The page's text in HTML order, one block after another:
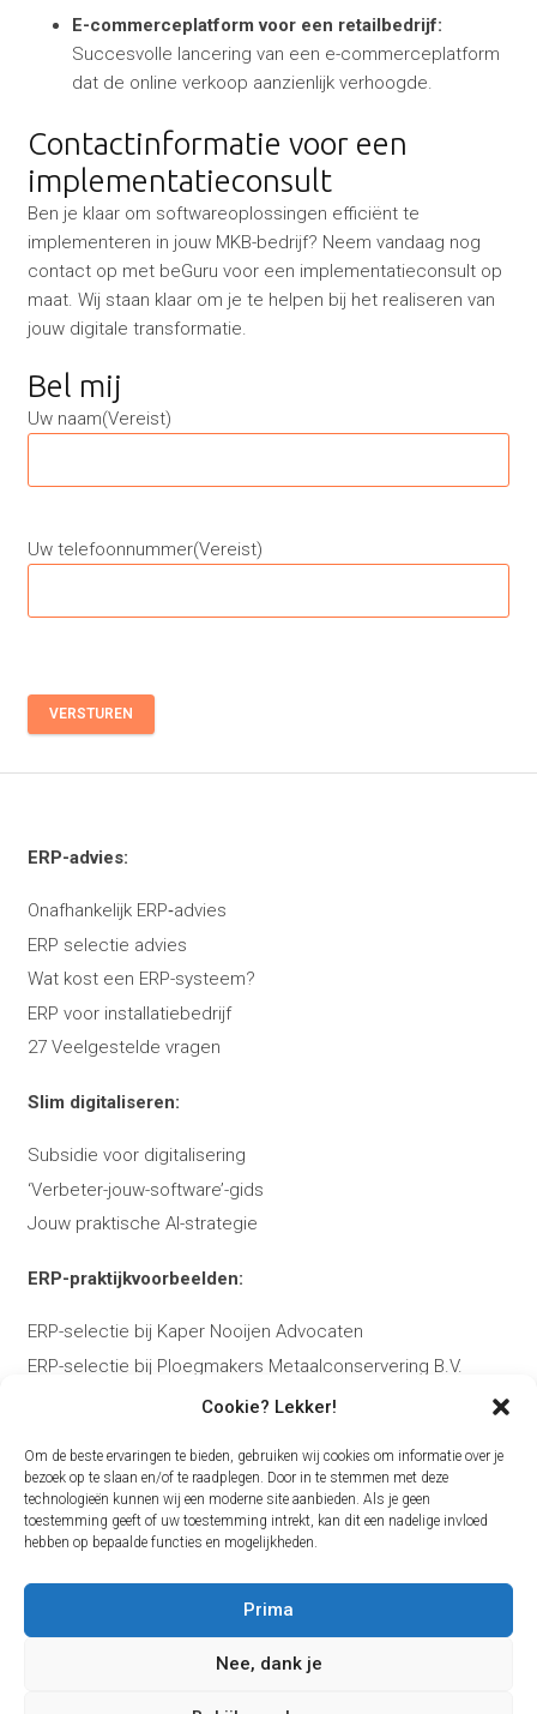
Cookie? Lekker!
Om de beste ervaringen te bieden, gebruiken wij cookies om informatie over je
bezoek op te slaan en/of te raadplegen. Door in te stemmen met deze
technologieën kunnen wij een moderne site aanbieden. Als je geen
toestemming geeft of uw toestemming intrekt, kan dit een nadelige invloed
hebben op bepaalde functies en mogelijkheden.
Prima
Nee, dank je
E-commerceplatform voor een retailbedrijf:
Succesvolle lancering van een e-commerceplatform
dat de online verkoop aanzienlijk verhoogde.
Contactinformatie voor een
implementatieconsult
Ben je klaar om softwareoplossingen efficiënt te
implementeren in jouw MKB-bedrijf? Neem vandaag nog
contact op met beGuru voor een implementatieconsult op
maat. Wij staan klaar om je te helpen bij het realiseren van
jouw digitale transformatie.
Bel mij
Uw naam(Vereist)
Uw telefoonnummer(Vereist)
VERSTUREN
ERP-advies:
Onafhankelijk ERP‑advies
ERP selectie advies
Wat kost een ERP-systeem?
ERP voor installatiebedrijf
27 Veelgestelde vragen
Slim digitaliseren:
Subsidie voor digitalisering
‘Verbeter-jouw-software’-gids
Jouw praktische AI-strategie
ERP-praktijkvoorbeelden:
ERP-selectie bij Kaper Nooijen Advocaten
ERP-selectie bij Ploegmakers Metaalconservering B.V.
Over Bas Kierkels
Plan je ERP-adviesgesprek
Contact